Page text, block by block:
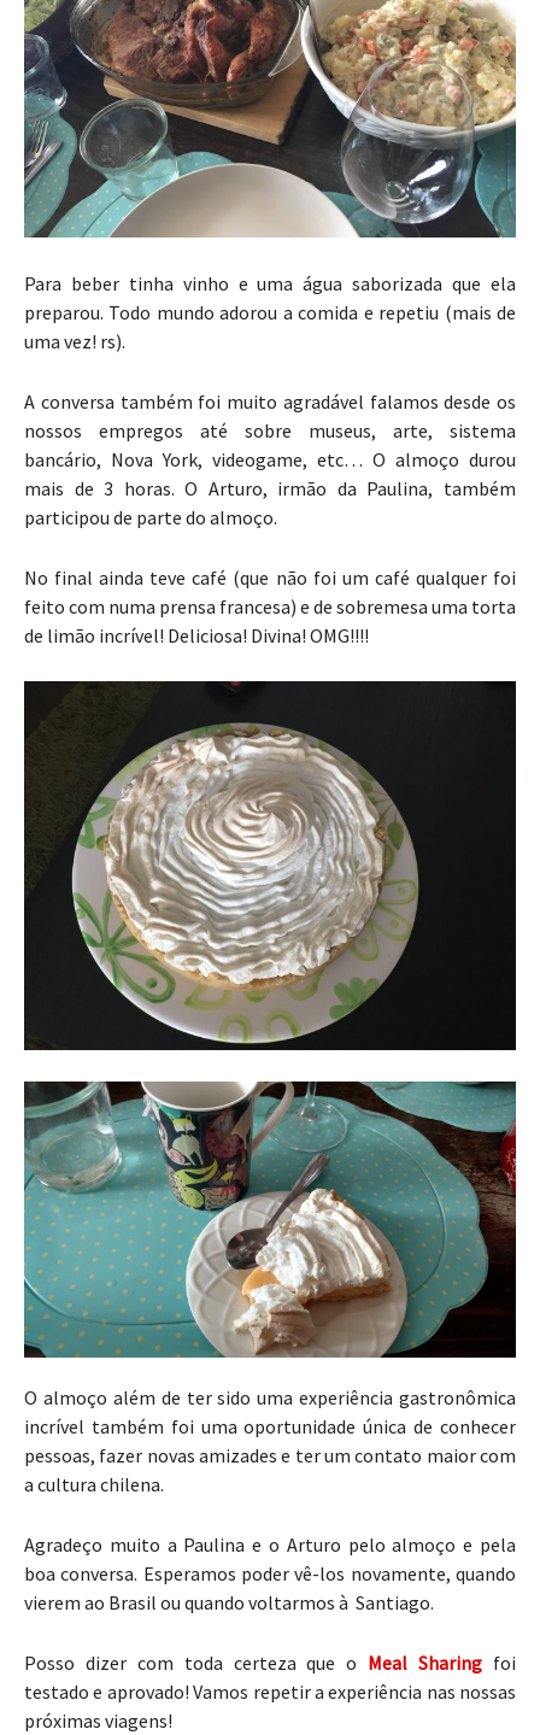
Para beber tinha vinho e uma água saborizada que ela
preparou. Todo mundo adorou a comida e repetiu (mais de
uma vez! rs).
A conversa também foi muito agradável falamos desde os
nossos empregos até sobre museus, arte, sistema
bancário, Nova York, videogame, etc… O almoço durou
mais de 3 horas. O Arturo, irmão da Paulina, também
participou de parte do almoço.
No final ainda teve café (que não foi um café qualquer foi
feito com numa prensa francesa) e de sobremesa uma torta
de limão incrível! Deliciosa! Divina! OMG!!!!
O almoço além de ter sido uma experiência gastronômica
incrível também foi uma oportunidade única de conhecer
pessoas, fazer novas amizades e ter um contato maior com
a cultura chilena.
Agradeço muito a Paulina e o Arturo pelo almoço e pela
boa conversa. Esperamos poder vê-los novamente, quando
vierem ao Brasil ou quando voltarmos à Santiago.
Posso dizer com toda certeza que o Meal Sharing foi
testado e aprovado! Vamos repetir a experiência nas nossas
próximas viagens!